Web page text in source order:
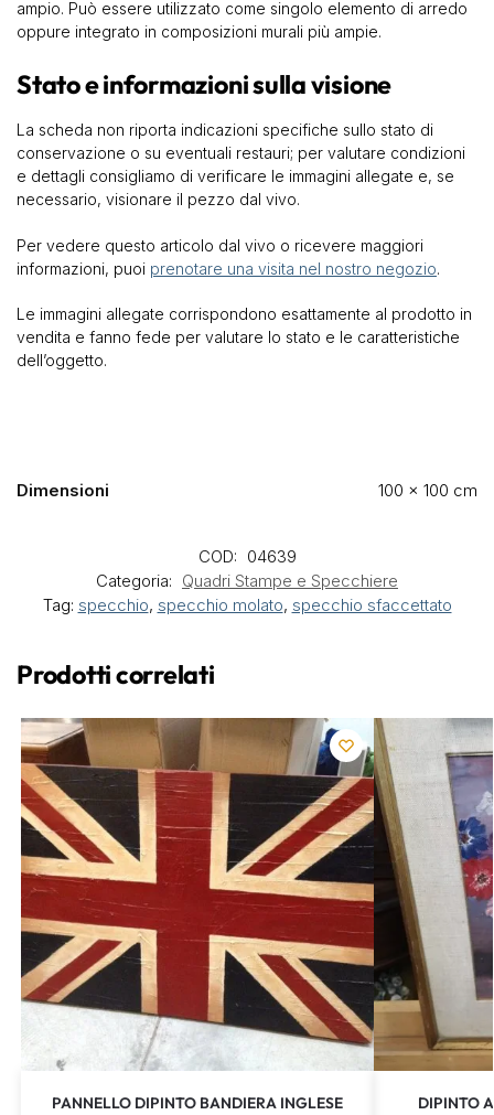
ampio. Può essere utilizzato come singolo elemento di arredo
oppure integrato in composizioni murali più ampie.
Stato e informazioni sulla visione
La scheda non riporta indicazioni specifiche sullo stato di
conservazione o su eventuali restauri; per valutare condizioni
e dettagli consigliamo di verificare le immagini allegate e, se
necessario, visionare il pezzo dal vivo.
Per vedere questo articolo dal vivo o ricevere maggiori
informazioni, puoi prenotare una visita nel nostro negozio.
Le immagini allegate corrispondono esattamente al prodotto in
vendita e fanno fede per valutare lo stato e le caratteristiche
dell’oggetto.
Dimensioni 100 × 100 cm
COD: 04639
Categoria: Quadri Stampe e Specchiere
Tag: specchio, specchio molato, specchio sfaccettato
Prodotti correlati
PANNELLO DIPINTO BANDIERA INGLESE DIPINTO